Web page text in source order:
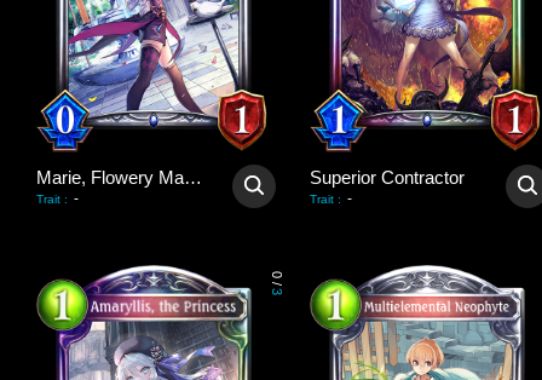
Marie, Flowery Magician
Trait : -
Superior Contractor
Trait : -
0
/
3